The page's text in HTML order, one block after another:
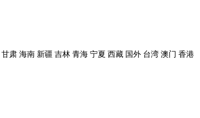
甘肃 海南 新疆 吉林 青海 宁夏 西藏 国外 台湾 澳门 香港